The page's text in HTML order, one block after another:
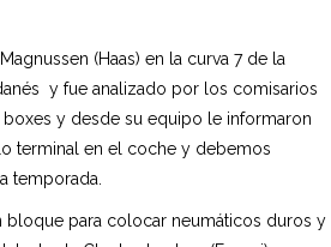
(Haas) en la curva 7 de la
y fue analizado por los comisarios
y desde su equipo le informaron
terminal en el coche y debemos
temporada.
bloque para colocar neumáticos duros y